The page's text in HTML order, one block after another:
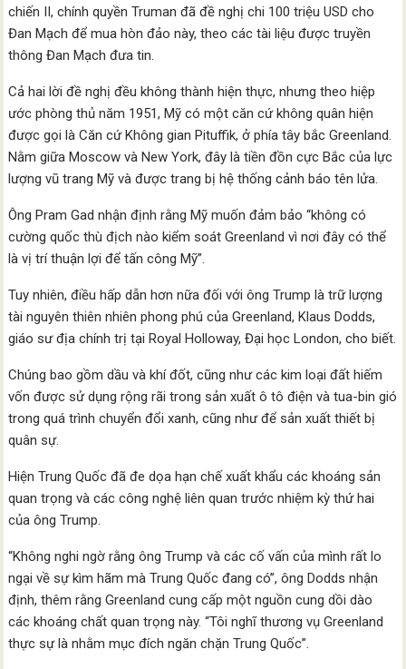
chiến II, chính quyền Truman đã đề nghị chi 100 triệu USD cho
Đan Mạch để mua hòn đảo này, theo các tài liệu được truyền
thông Đan Mạch đưa tin.
Cả hai lời đề nghị đều không thành hiện thực, nhưng theo hiệp
ước phòng thủ năm 1951, Mỹ có một căn cứ không quân hiện
được gọi là Căn cứ Không gian Pituffik, ở phía tây bắc Greenland.
Nằm giữa Moscow và New York, đây là tiền đồn cực Bắc của lực
lượng vũ trang Mỹ và được trang bị hệ thống cảnh báo tên lửa.
Ông Pram Gad nhận định rằng Mỹ muốn đảm bảo “không có
cường quốc thù địch nào kiểm soát Greenland vì nơi đây có thể
là vị trí thuận lợi để tấn công Mỹ”.
Tuy nhiên, điều hấp dẫn hơn nữa đối với ông Trump là trữ lượng
tài nguyên thiên nhiên phong phú của Greenland, Klaus Dodds,
giáo sư địa chính trị tại Royal Holloway, Đại học London, cho biết.
Chúng bao gồm dầu và khí đốt, cũng như các kim loại đất hiếm
vốn được sử dụng rộng rãi trong sản xuất ô tô điện và tua-bin gió
trong quá trình chuyển đổi xanh, cũng như để sản xuất thiết bị
quân sự.
Hiện Trung Quốc đã đe dọa hạn chế xuất khẩu các khoáng sản
quan trọng và các công nghệ liên quan trước nhiệm kỳ thứ hai
của ông Trump.
“Không nghi ngờ rằng ông Trump và các cố vấn của mình rất lo
ngại về sự kìm hãm mà Trung Quốc đang có”, ông Dodds nhận
định, thêm rằng Greenland cung cấp một nguồn cung dồi dào
các khoáng chất quan trọng này. “Tôi nghĩ thương vụ Greenland
thực sự là nhằm mục đích ngăn chặn Trung Quốc”.